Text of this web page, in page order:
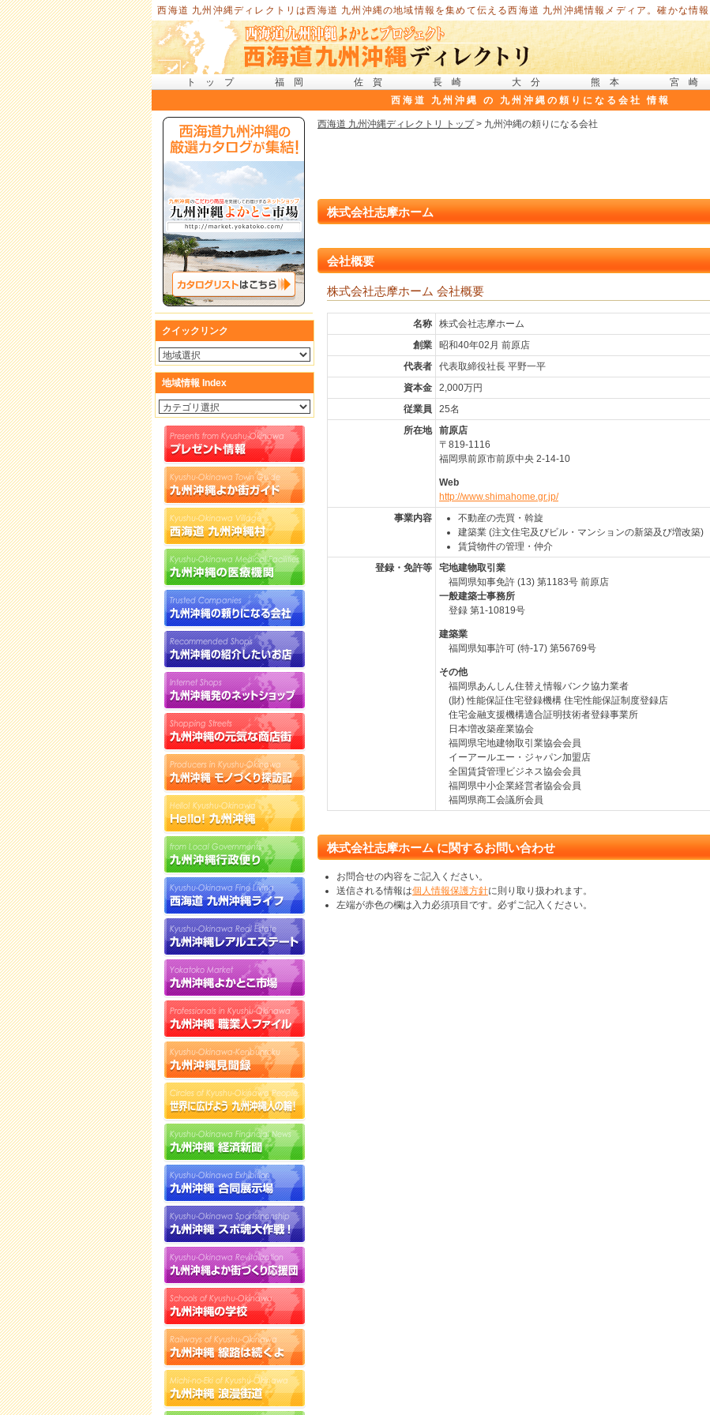
西海道 九州沖縄ディレクトリは西海道 九州沖縄の地域情報を集めて伝える西海道 九州沖縄情報メディア。確かな情
トップ 福岡 佐賀 長崎 大分 熊本 宮崎
西海道 九州沖縄 の 九州沖縄の頼りになる会社 情報
クイックリンク
地域情報 Index
西海道 九州沖縄ディレクトリ トップ> 九州沖縄の頼りになる会社
株式会社志摩ホーム
会社概要
株式会社志摩ホーム 会社概要
名称
株式会社志摩ホーム
創業
昭和40年02月 前原店
代表者
代表取締役社長 平野一平
資本金
2,000万円
従業員
25名
所在地
前原店
〒819-1116
福岡県前原市前原中央 2-14-10
Web
http://www.shimahome.gr.jp/
事業内容
不動産の売買・斡旋
建築業 (注文住宅及びビル・マンションの新築及び増改築)
賃貸物件の管理・仲介
登録・免許等
宅地建物取引業
福岡県知事免許 (13) 第1183号 前原店
一般建築士事務所
登録 第1-10819号
建築業
福岡県知事許可 (特-17) 第56769号
その他
福岡県あんしん住替え情報バンク協力業者
(財) 性能保証住宅登録機構 住宅性能保証制度登録店
住宅金融支援機構適合証明技術者登録事業所
日本増改築産業協会
福岡県宅地建物取引業協会会員
イーアールエー・ジャパン加盟店
全国賃貸管理ビジネス協会会員
福岡県中小企業経営者協会会員
福岡県商工会議所会員
株式会社志摩ホーム に関するお問い合わせ
お問合せの内容をご記入ください。
送信される情報は個人情報保護方針に則り取り扱われます。
左端が赤色の欄は入力必須項目です。必ずご記入ください。